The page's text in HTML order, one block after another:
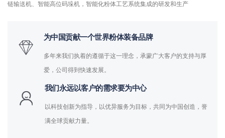
链输送机、智能高位码垛机，智能化粉体工艺系统集成的研发和生产
为中国贡献一个世界粉体装备品牌
多年来我们执着的遵循于这一理念，承蒙广大客户的支持与厚
爱，公司得到快速发展。
我们永远以客户的需求要为中心
以科技创新为指导，以优异服务为目标，共同为中国创造，誉
满全球贡献力量。